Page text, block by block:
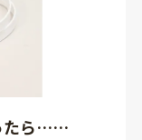
たら……